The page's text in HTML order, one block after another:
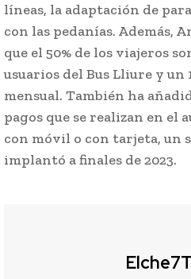
líneas, la adaptación de
con las pedanías. Además,
que el 50% de los viajeros
usuarios del Bus Lliure y un
mensual. También ha
pagos que se realizan en el
con móvil o con tarjeta, un
implantó a finales de 2023.